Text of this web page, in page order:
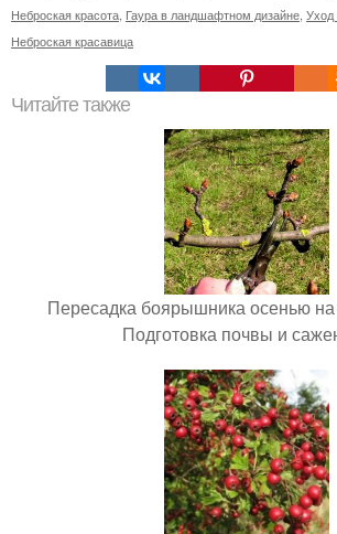
Неброская красота Гаура в ландшафтном дизайне Уход
Неброская красавица
Читайте также
Пересадка боярышника осенью
Подготовка почвы и